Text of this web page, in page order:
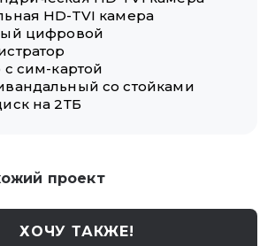
HD-TVI камера
цифровой
с сим-картой
со стойками
на 2ТБ
проект
ХОЧУ ТАКЖЕ!